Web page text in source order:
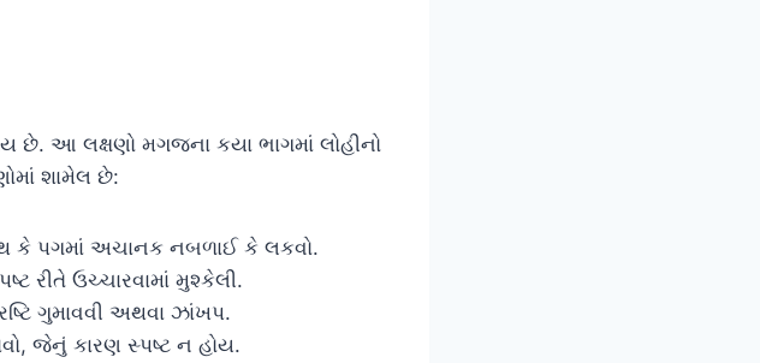
છે. આ લક્ષણો મગજના કયા ભાગમાં લોહીનો
શામેલ છે:
કે પગમાં અચાનક નબળાઈ કે લકવો.
રીતે ઉચ્ચારવામાં મુશ્કેલી.
ગુમાવવી અથવા ઝાંખપ.
જેનું કારણ સ્પષ્ટ ન હોય.